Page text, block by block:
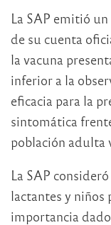
La SAP emitió
de su cuenta
la vacuna
inferior a la
eficacia para la
sintomática
población adulta
La SAP
lactantes y niños
importancia